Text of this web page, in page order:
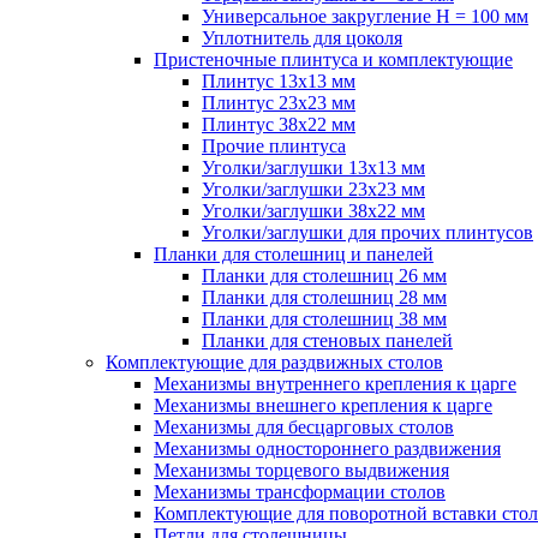
Универсальное закругление H = 100 мм
Уплотнитель для цоколя
Пристеночные плинтуса и комплектующие
Плинтус 13х13 мм
Плинтус 23х23 мм
Плинтус 38х22 мм
Прочие плинтуса
Уголки/заглушки 13х13 мм
Уголки/заглушки 23х23 мм
Уголки/заглушки 38х22 мм
Уголки/заглушки для прочих плинтусов
Планки для столешниц и панелей
Планки для столешниц 26 мм
Планки для столешниц 28 мм
Планки для столешниц 38 мм
Планки для стеновых панелей
Комплектующие для раздвижных столов
Механизмы внутреннего крепления к царге
Механизмы внешнего крепления к царге
Механизмы для бесцарговых столов
Механизмы одностороннего раздвижения
Механизмы торцевого выдвижения
Механизмы трансформации столов
Комплектующие для поворотной вставки